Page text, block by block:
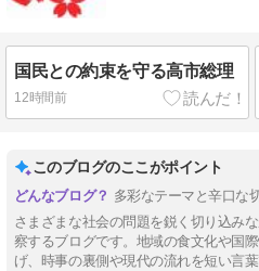
国民との約束を守る高市総理
12時間前
このブログのここがポイント
多彩なテーマと辛口な
さまざまな社会の問題を鋭く切り込み
察するブログです。地域の食文化や国
げ、時事の裏側や現代の流れを短い言